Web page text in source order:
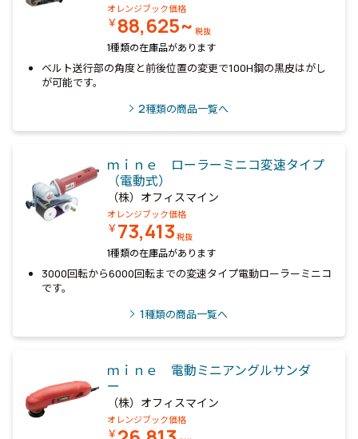
オレンジブック価格
￥88,625~ 税抜
1種類の在庫品があります
ベルト送行部の角度と前後位置の変更で100H鋼の黒皮はがし
が可能です。
2種類の商品一覧へ
ｍｉｎｅ ローラーミニコ変速タイプ
（電動式）
（株）オフィスマイン
オレンジブック価格
￥73,413 税抜
1種類の在庫品があります
3000回転から6000回転までの変速タイプ電動ローラーミニコ
です。
1種類の商品一覧へ
ｍｉｎｅ 電動ミニアングルサンダ
ー
（株）オフィスマイン
オレンジブック価格
￥